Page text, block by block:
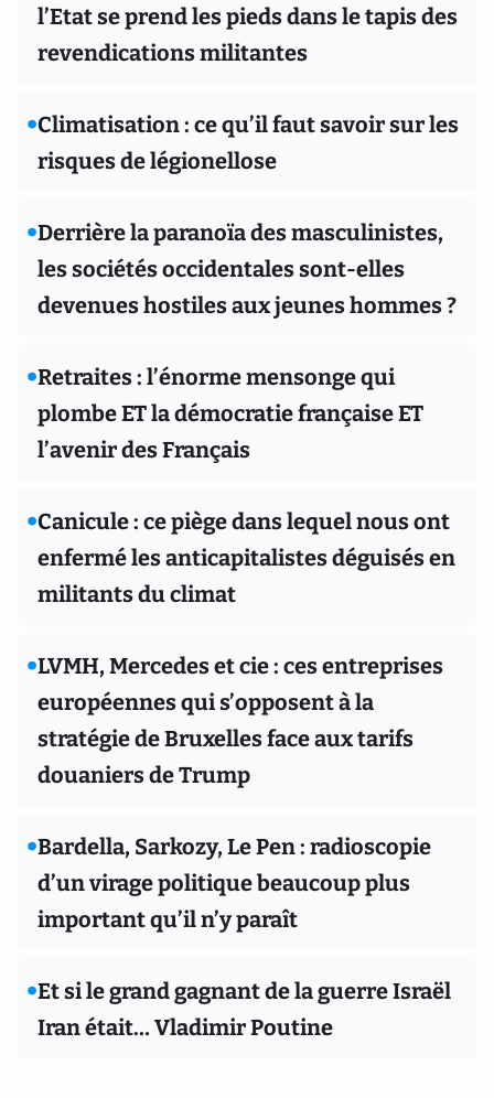
l’Etat se prend les pieds dans le tapis des
revendications militantes
•Climatisation : ce qu’il faut savoir sur les
risques de légionellose
•Derrière la paranoïa des masculinistes,
les sociétés occidentales sont-elles
devenues hostiles aux jeunes hommes ?
•Retraites : l’énorme mensonge qui
plombe ET la démocratie française ET
l’avenir des Français
•Canicule : ce piège dans lequel nous ont
enfermé les anticapitalistes déguisés en
militants du climat
•LVMH, Mercedes et cie : ces entreprises
européennes qui s’opposent à la
stratégie de Bruxelles face aux tarifs
douaniers de Trump
•Bardella, Sarkozy, Le Pen : radioscopie
d’un virage politique beaucoup plus
important qu’il n’y paraît
•Et si le grand gagnant de la guerre Israël
Iran était… Vladimir Poutine